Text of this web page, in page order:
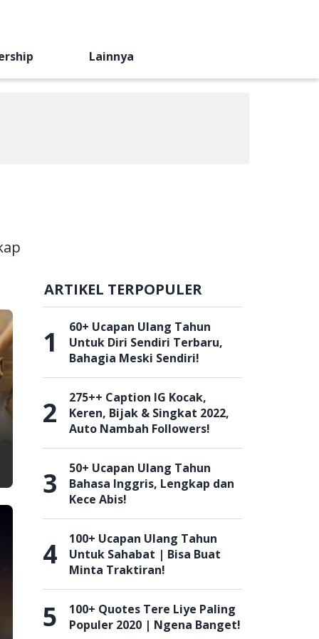
Lainnya
ARTIKEL TERPOPULER
1
60+ Ucapan Ulang Tahun
Untuk Diri Sendiri Terbaru,
Bahagia Meski Sendiri!
2
275++ Caption IG Kocak,
Keren, Bijak & Singkat 2022,
Auto Nambah Followers!
3
50+ Ucapan Ulang Tahun
Bahasa Inggris, Lengkap dan
Kece Abis!
4
100+ Ucapan Ulang Tahun
Untuk Sahabat | Bisa Buat
Minta Traktiran!
5
100+ Quotes Tere Liye Paling
Populer 2020 | Ngena Banget!